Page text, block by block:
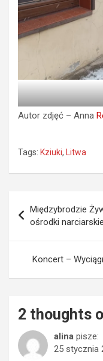
Autor zdjęć – Anna
Tags: Kziuki, Litwa
wpisu
Międzybrodzie
ośrodki narciarskie
Koncert –
2 thoughts
alina pisze:
25 stycznia